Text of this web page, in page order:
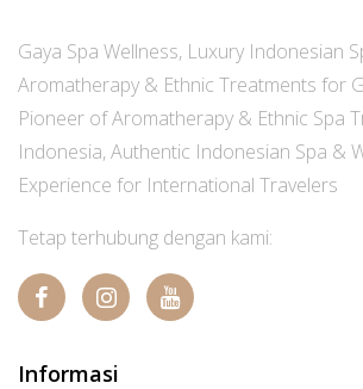
Gaya Spa Wellness, Luxury Indonesian
Aromatherapy & Ethnic Treatments for
Pioneer of Aromatherapy & Ethnic Spa
Indonesia, Authentic Indonesian Spa &
Experience for International Travelers
Tetap terhubung dengan kami:
Informasi